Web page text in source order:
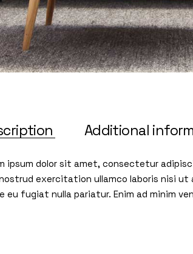
Additional
ipsum dolor sit amet, consectetur
exercitation ullamco laboris nisi ut
eu fugiat nulla pariatur. Enim ad minim